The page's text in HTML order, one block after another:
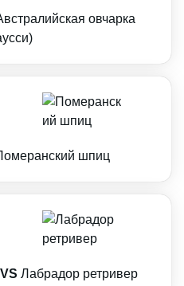
овчарка
шпиц
VS Лабрадор ретривер